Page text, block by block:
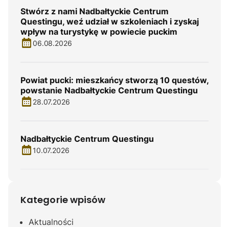
Stwórz z nami Nadbałtyckie Centrum
Questingu, weź udział w szkoleniach i zyskaj
wpływ na turystykę w powiecie puckim
06.08.2026
Powiat pucki: mieszkańcy stworzą 10 questów,
powstanie Nadbałtyckie Centrum Questingu
28.07.2026
Nadbałtyckie Centrum Questingu
10.07.2026
Kategorie wpisów
Aktualności